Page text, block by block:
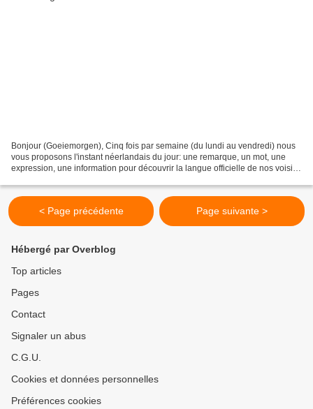
Bonjour (Goeiemorgen), Cinq fois par semaine (du lundi au vendredi) nous
vous proposons l'instant néerlandais du jour: une remarque, un mot, une
expression, une information pour découvrir la langue officielle de nos voisins
< Page précédente Page suivante >
Hébergé par Overblog
Top articles
Pages
Contact
Signaler un abus
C.G.U.
Cookies et données personnelles
Préférences cookies